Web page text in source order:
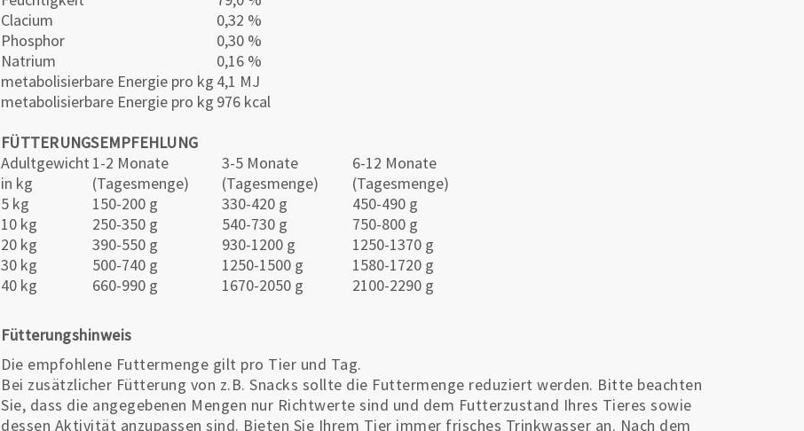
Clacium
0,32 %
Phosphor
0,30 %
Natrium
0,16 %
metabolisierbare Energie pro kg 4,1 MJ
metabolisierbare Energie pro kg 976 kcal
FÜTTERUNGSEMPFEHLUNG
Adultgewicht
in kg
1-2 Monate
(Tagesmenge)
3-5 Monate
(Tagesmenge)
6-12 Monate
(Tagesmenge)
5 kg
150-200 g 330-420 g
450-490 g
10 kg
250-350 g 540-730 g
750-800 g
20 kg
390-550 g 930-1200 g
1250-1370 g
30 kg
500-740 g 1250-1500 g
1580-1720 g
40 kg
660-990 g 1670-2050 g 2100-2290 g
Fütterungshinweis
Die empfohlene Futtermenge gilt pro Tier und Tag.
Bei zusätzlicher Fütterung von z.B. Snacks sollte die Futtermenge reduziert werden. Bitte beachten
Sie, dass die angegebenen Mengen nur Richtwerte sind und dem Futterzustand Ihres Tieres sowie
dessen Aktivität anzupassen sind. Bieten Sie Ihrem Tier immer frisches Trinkwasser an. Nach dem